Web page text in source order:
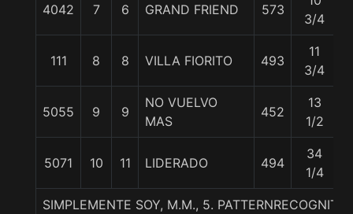
4042 7 6 GRAND FRIEND 573
3/4
111 8 8 VILLA FIORITO 493
11
3/4
5055 9 9
NO VUELVO
MAS
452
13
1/2
5071 10 11 LIDERADO 494
34
1/4
SIMPLEMENTE SOY, M.M., 5.